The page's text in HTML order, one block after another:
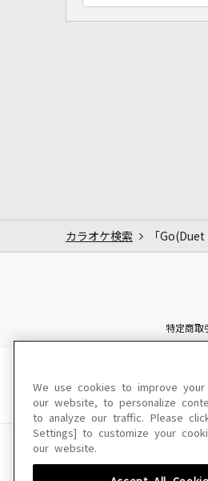
カラオケ検索 「
特定商取
このサ
We use cookies to improve your
our website, to personalize
to analyze our traffic. Please
Settings] to customize your
our website.